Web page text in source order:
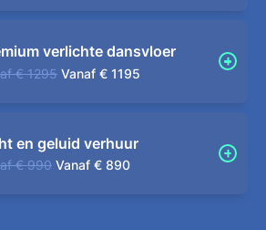
verlichte dansvloer
€ 1295 Vanaf € 1195
en geluid verhuur
€ 990 Vanaf € 890